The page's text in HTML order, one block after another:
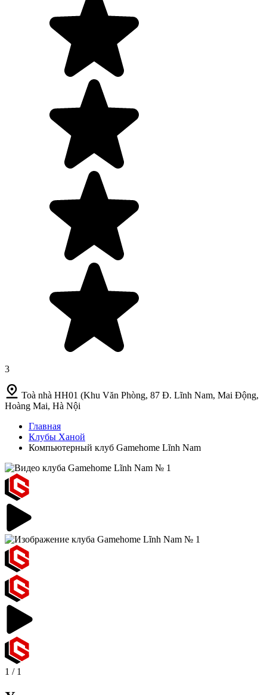
3
Toà nhà HH01 (Khu Văn Phòng, 87 Đ. Lĩnh Nam, Mai Động,
Hoàng Mai, Hà Nội
Главная
Клубы Ханой
Компьютерный клуб Gamehome Lĩnh Nam
1 / 1